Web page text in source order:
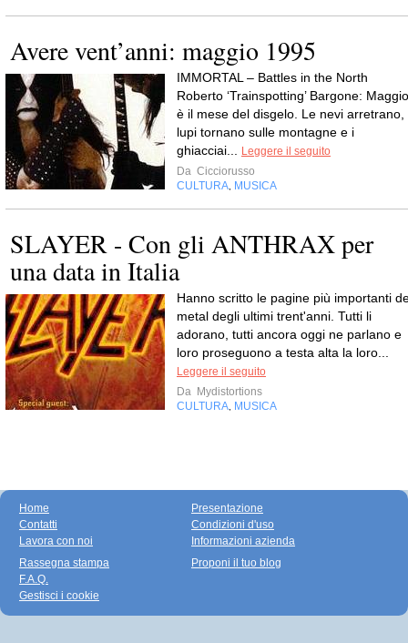
Avere vent’anni: maggio 1995
IMMORTAL – Battles in the North
Roberto ‘Trainspotting’ Bargone: Maggio
è il mese del disgelo. Le nevi arretrano,
lupi tornano sulle montagne e i
ghiacciai...
Leggere il seguito
Da Cicciorusso
CULTURA MUSICA
SLAYER - Con gli ANTHRAX per
una data in Italia
Hanno scritto le pagine più importanti
metal degli ultimi trent'anni. Tutti li
adorano, tutti ancora oggi ne parlano e
loro proseguono a testa alta la loro...
Leggere il seguito
Da Mydistortions
CULTURA MUSICA
Home
Contatti
Lavora con noi
Presentazione
Condizioni d'uso
Informazioni azienda
Rassegna stampa
F.A.Q.
Gestisci i cookie
Proponi il tuo blog